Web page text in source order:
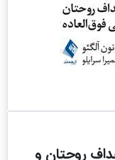
روحتان و